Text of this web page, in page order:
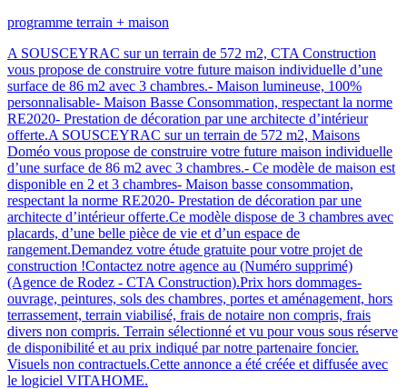
programme terrain + maison
A SOUSCEYRAC sur un terrain de 572 m2, CTA Construction
vous propose de construire votre future maison individuelle d’une
surface de 86 m2 avec 3 chambres.- Maison lumineuse, 100%
personnalisable- Maison Basse Consommation, respectant la norme
RE2020- Prestation de décoration par une architecte d’intérieur
offerte.A SOUSCEYRAC sur un terrain de 572 m2, Maisons
Doméo vous propose de construire votre future maison individuelle
d’une surface de 86 m2 avec 3 chambres.- Ce modèle de maison est
disponible en 2 et 3 chambres- Maison basse consommation,
respectant la norme RE2020- Prestation de décoration par une
architecte d’intérieur offerte.Ce modèle dispose de 3 chambres avec
placards, d’une belle pièce de vie et d’un espace de
rangement.Demandez votre étude gratuite pour votre projet de
construction !Contactez notre agence au (Numéro supprimé)
(Agence de Rodez - CTA Construction).Prix hors dommages-
ouvrage, peintures, sols des chambres, portes et aménagement, hors
terrassement, terrain viabilisé, frais de notaire non compris, frais
divers non compris. Terrain sélectionné et vu pour vous sous réserve
de disponibilité et au prix indiqué par notre partenaire foncier.
Visuels non contractuels.Cette annonce a été créée et diffusée avec
le logiciel VITAHOME.